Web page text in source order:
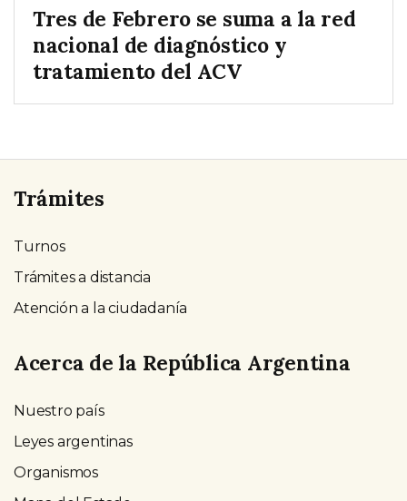
Tres de Febrero se suma a la red
nacional de diagnóstico y
tratamiento del ACV
Trámites
Turnos
Trámites a distancia
Atención a la ciudadanía
Acerca de la República Argentina
Nuestro país
Leyes argentinas
Organismos